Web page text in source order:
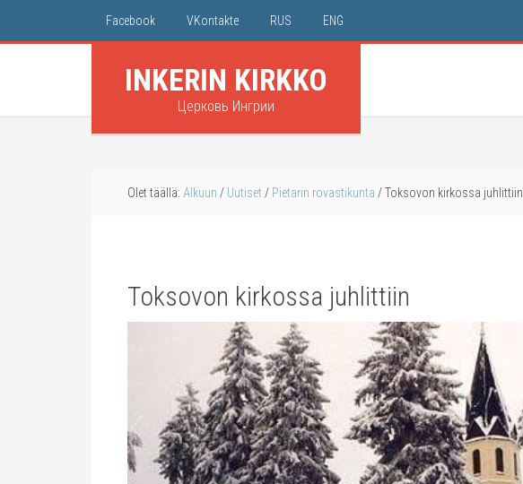
Facebook VKontakte RUS ENG
INKERIN KIRKKO
Церковь Ингрии
Olet täällä: Alkuun / Uutiset / Pietarin rovastikunta /Toksovon kirkossa juhlittiin
Toksovon kirkossa juhlittiin